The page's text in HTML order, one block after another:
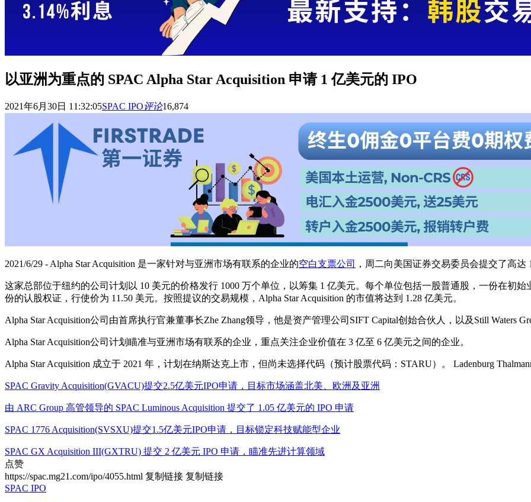
以亚洲为重点的 SPAC Alpha Star Acquisition 申请 1 亿美元的 IPO
2021年6月30日 11:32:05SPAC IPO评论16,874
2021/6/29 - Alpha Star Acquisition 是一家针对与亚洲市场有联系的企业的空白支票公司 ，周二向美国证券交易委员会提交了高达
这家总部位于纽约的公司计划以 10 美元的价格发行 1000 万个单位，以筹集 1 亿美元。每个单位包括一股普通股，一份在初
份的认股权证，行使价为 11.50 美元。按照提议的交易规模，Alpha Star Acquisition 的市值将达到 1.28 亿美元。
Alpha Star Acquisition公司由首席执行官兼董事长Zhe Zhang领导，他是资产管理公司SIFT Capital创始合伙人，以及Still Waters
Alpha Star Acquisition公司计划瞄准与亚洲市场有联系的企业，重点关注企业价值在 3 亿至 6 亿美元之间的企业。
Alpha Star Acquisition 成立于 2021 年，计划在纳斯达克上市，但尚未选择代码（预计股票代码：STARU）。 Ladenburg
SPAC Gravity Acquisition(GVACU)提交2.5亿美元IPO申请，目标市场涵盖北美、欧洲及亚洲
由 ARC Group 高管领导的 SPAC Luminous Acquisition 提交了 1.05 亿美元的 IPO 申请
SPAC 1776 Acquisition(SVSXU)提交1.5亿美元IPO申请，目标锁定科技赋能型企业
SPAC GX Acquisition III(GXTRU) 提交 2 亿美元 IPO 申请，瞄准先进计算领域
点赞
https://spac.mg21.com/ipo/4055.html 复制链接 复制链接
SPAC IPO